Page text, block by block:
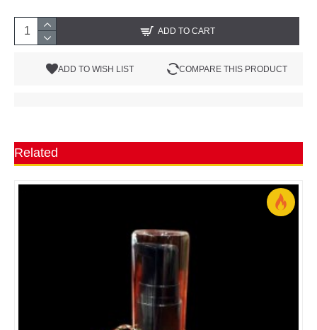
ADD TO CART
ADD TO WISH LIST COMPARE THIS PRODUCT
Related